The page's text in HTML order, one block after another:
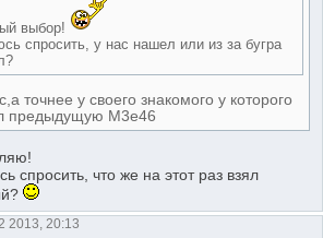
выбор!
спросить, у нас нашел или из за бугра
точнее у своего знакомого у которого
предыдущую M3e46
спросить, что же на этот раз взял
2013, 20:13